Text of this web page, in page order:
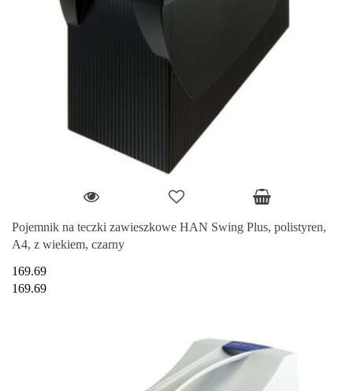
Pojemnik na teczki zawieszkowe HAN Swing Plus, polistyren,
A4, z wiekiem, czarny
169.69
169.69